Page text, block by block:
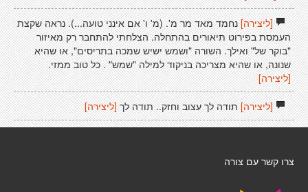
[ליצירה]נחמד מאד מר מ'. (מ' ו' אם אינני טועה...). נראה שקצת
העמסת בפירוט תיאורים בהתחלה. הצלחתי להתחבר רק מאיזור
"בוקר של" ואילך. השורה "ושמש ישיש שמכה בתריסים", או שהיא
שנונה, או שהיא מצריכה בניקוד למילה "שמש" . כל טוב ממזי.
[ליצירה]
[ליצירה]תודה לך עצוב וחזק.. תודה לך [ליצירה]
צרו קשר עם צורה